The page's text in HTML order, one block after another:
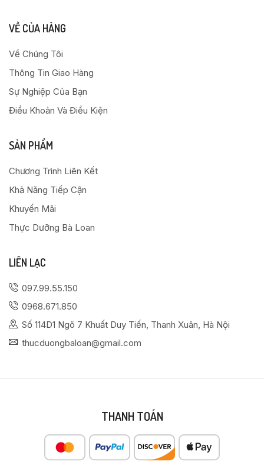
VỀ CỦA HÀNG
Về Chúng Tôi
Thông Tin Giao Hàng
Sự Nghiệp Của Bạn
Điều Khoản Và Điều Kiện
SẢN PHẨM
Chương Trình Liên Kết
Khả Năng Tiếp Cận
Khuyến Mãi
Thực Dưỡng Bà Loan
LIÊN LẠC
097.99.55.150
0968.671.850
Số 114D1 Ngõ 7 Khuất Duy Tiến, Thanh Xuân, Hà Nội
thucduongbaloan@gmail.com
THANH TOÁN